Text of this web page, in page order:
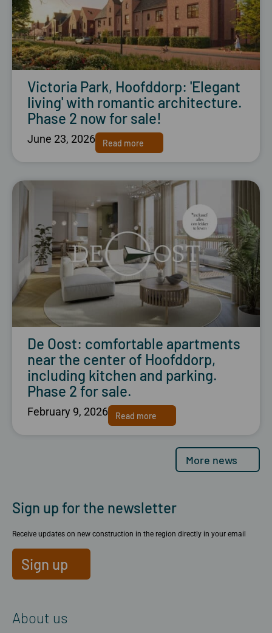
Victoria Park, Hoofddorp: 'Elegant
living' with romantic architecture.
Phase 2 now for sale!
June 23, 2026 Read more
De Oost: comfortable apartments
near the center of Hoofddorp,
including kitchen and parking.
Phase 2 for sale.
February 9, 2026 Read more
More news
Sign up for the newsletter
Receive updates on new construction in the region directly in your email
Sign up
About us